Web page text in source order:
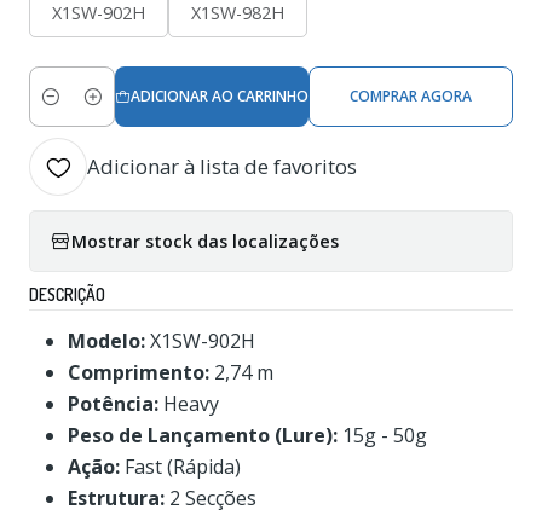
X1SW-902H
X1SW-982H
Quantidade
ADICIONAR AO CARRINHO COMPRAR AGORA
Adicionar à lista de favoritos
Mostrar stock das localizações
DESCRIÇÃO
Modelo:X1SW-902H
Comprimento: 2,74 m
Potência: Heavy
Peso de Lançamento (Lure): 15g - 50g
Ação: Fast (Rápida)
Estrutura: 2 Secções